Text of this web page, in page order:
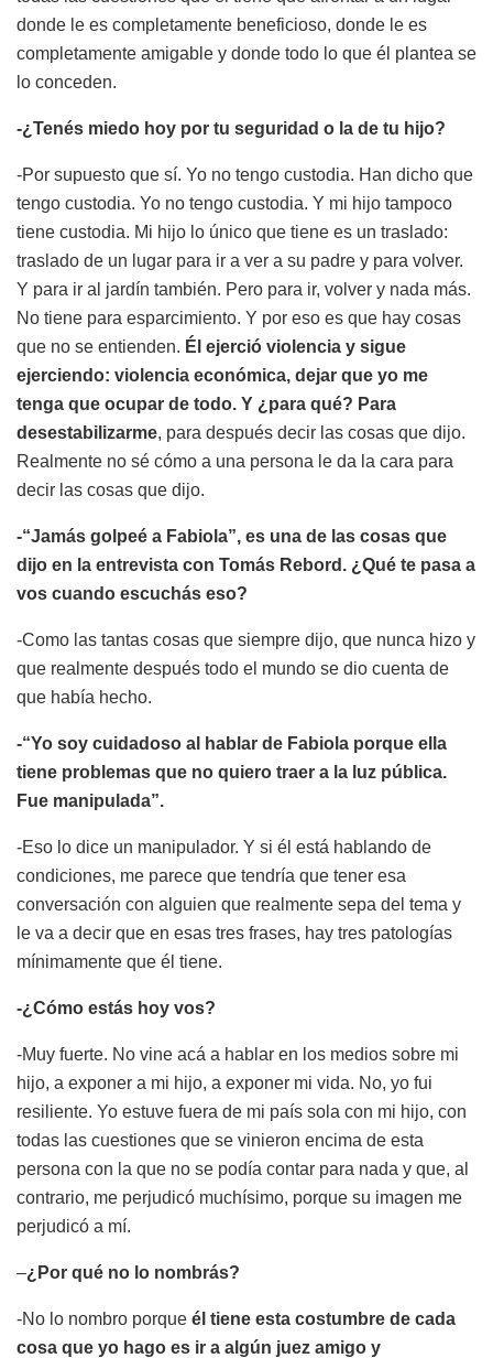
donde le es completamente beneficioso, donde le es
completamente amigable y donde todo lo que él plantea se
lo conceden.
-¿Tenés miedo hoy por tu seguridad o la de tu hijo?
-Por supuesto que sí. Yo no tengo custodia. Han dicho que
tengo custodia. Yo no tengo custodia. Y mi hijo tampoco
tiene custodia. Mi hijo lo único que tiene es un traslado:
traslado de un lugar para ir a ver a su padre y para volver.
Y para ir al jardín también. Pero para ir, volver y nada más.
No tiene para esparcimiento. Y por eso es que hay cosas
que no se entienden. Él ejerció violencia y sigue
ejerciendo: violencia económica, dejar que yo me
tenga que ocupar de todo. Y ¿para qué? Para
desestabilizarme, para después decir las cosas que dijo.
Realmente no sé cómo a una persona le da la cara para
decir las cosas que dijo.
-“Jamás golpeé a Fabiola”, es una de las cosas que
dijo en la entrevista con Tomás Rebord. ¿Qué te pasa a
vos cuando escuchás eso?
-Como las tantas cosas que siempre dijo, que nunca hizo y
que realmente después todo el mundo se dio cuenta de
que había hecho.
-“Yo soy cuidadoso al hablar de Fabiola porque ella
tiene problemas que no quiero traer a la luz pública.
Fue manipulada”.
-Eso lo dice un manipulador. Y si él está hablando de
condiciones, me parece que tendría que tener esa
conversación con alguien que realmente sepa del tema y
le va a decir que en esas tres frases, hay tres patologías
mínimamente que él tiene.
-¿Cómo estás hoy vos?
-Muy fuerte. No vine acá a hablar en los medios sobre mi
hijo, a exponer a mi hijo, a exponer mi vida. No, yo fui
resiliente. Yo estuve fuera de mi país sola con mi hijo, con
todas las cuestiones que se vinieron encima de esta
persona con la que no se podía contar para nada y que, al
contrario, me perjudicó muchísimo, porque su imagen me
perjudicó a mí.
–¿Por qué no lo nombrás?
-No lo nombro porque él tiene esta costumbre de cada
cosa que yo hago es ir a algún juez amigo y